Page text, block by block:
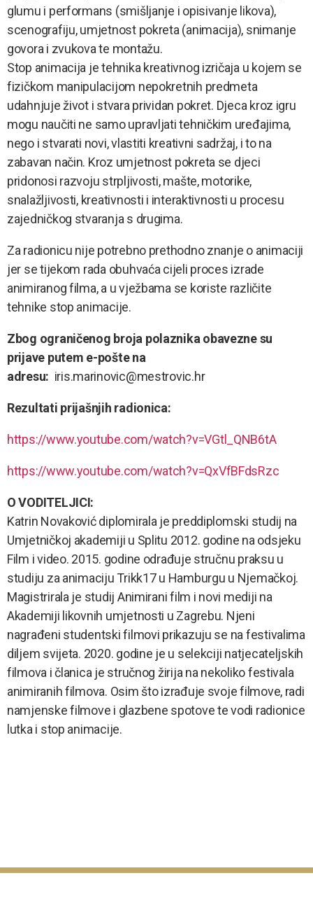
glumu i performans (smišljanje i opisivanje likova),
scenografiju, umjetnost pokreta (animacija), snimanje
govora i zvukova te montažu.
Stop animacija je tehnika kreativnog izričaja u kojem se
fizičkom manipulacijom nepokretnih predmeta
udahnjuje život i stvara prividan pokret. Djeca kroz igru
mogu naučiti ne samo upravljati tehničkim uređajima,
nego i stvarati novi, vlastiti kreativni sadržaj, i to na
zabavan način. Kroz umjetnost pokreta se djeci
pridonosi razvoju strpljivosti, mašte, motorike,
snalažljivosti, kreativnosti i interaktivnosti u procesu
zajedničkog stvaranja s drugima.
Za radionicu nije potrebno prethodno znanje o animaciji
jer se tijekom rada obuhvaća cijeli proces izrade
animiranog filma, a u vježbama se koriste različite
tehnike stop animacije.
Zbog ograničenog broja polaznika obavezne su
prijave putem e-pošte na
adresu: iris.marinovic@mestrovic.hr
Rezultati prijašnjih radionica:
https://www.youtube.com/watch?v=VGtl_QNB6tA
https://www.youtube.com/watch?v=QxVfBFdsRzc
O VODITELJICI:
Katrin Novaković diplomirala je preddiplomski studij na
Umjetničkoj akademiji u Splitu 2012. godine na odsjeku
Film i video. 2015. godine odrađuje stručnu praksu u
studiju za animaciju Trikk17 u Hamburgu u Njemačkoj.
Magistrirala je studij Animirani film i novi mediji na
Akademiji likovnih umjetnosti u Zagrebu. Njeni
nagrađeni studentski filmovi prikazuju se na festivalima
diljem svijeta. 2020. godine je u selekciji natjecateljskih
filmova i članica je stručnog žirija na nekoliko festivala
animiranih filmova. Osim što izrađuje svoje filmove, radi
namjenske filmove i glazbene spotove te vodi radionice
lutka i stop animacije.